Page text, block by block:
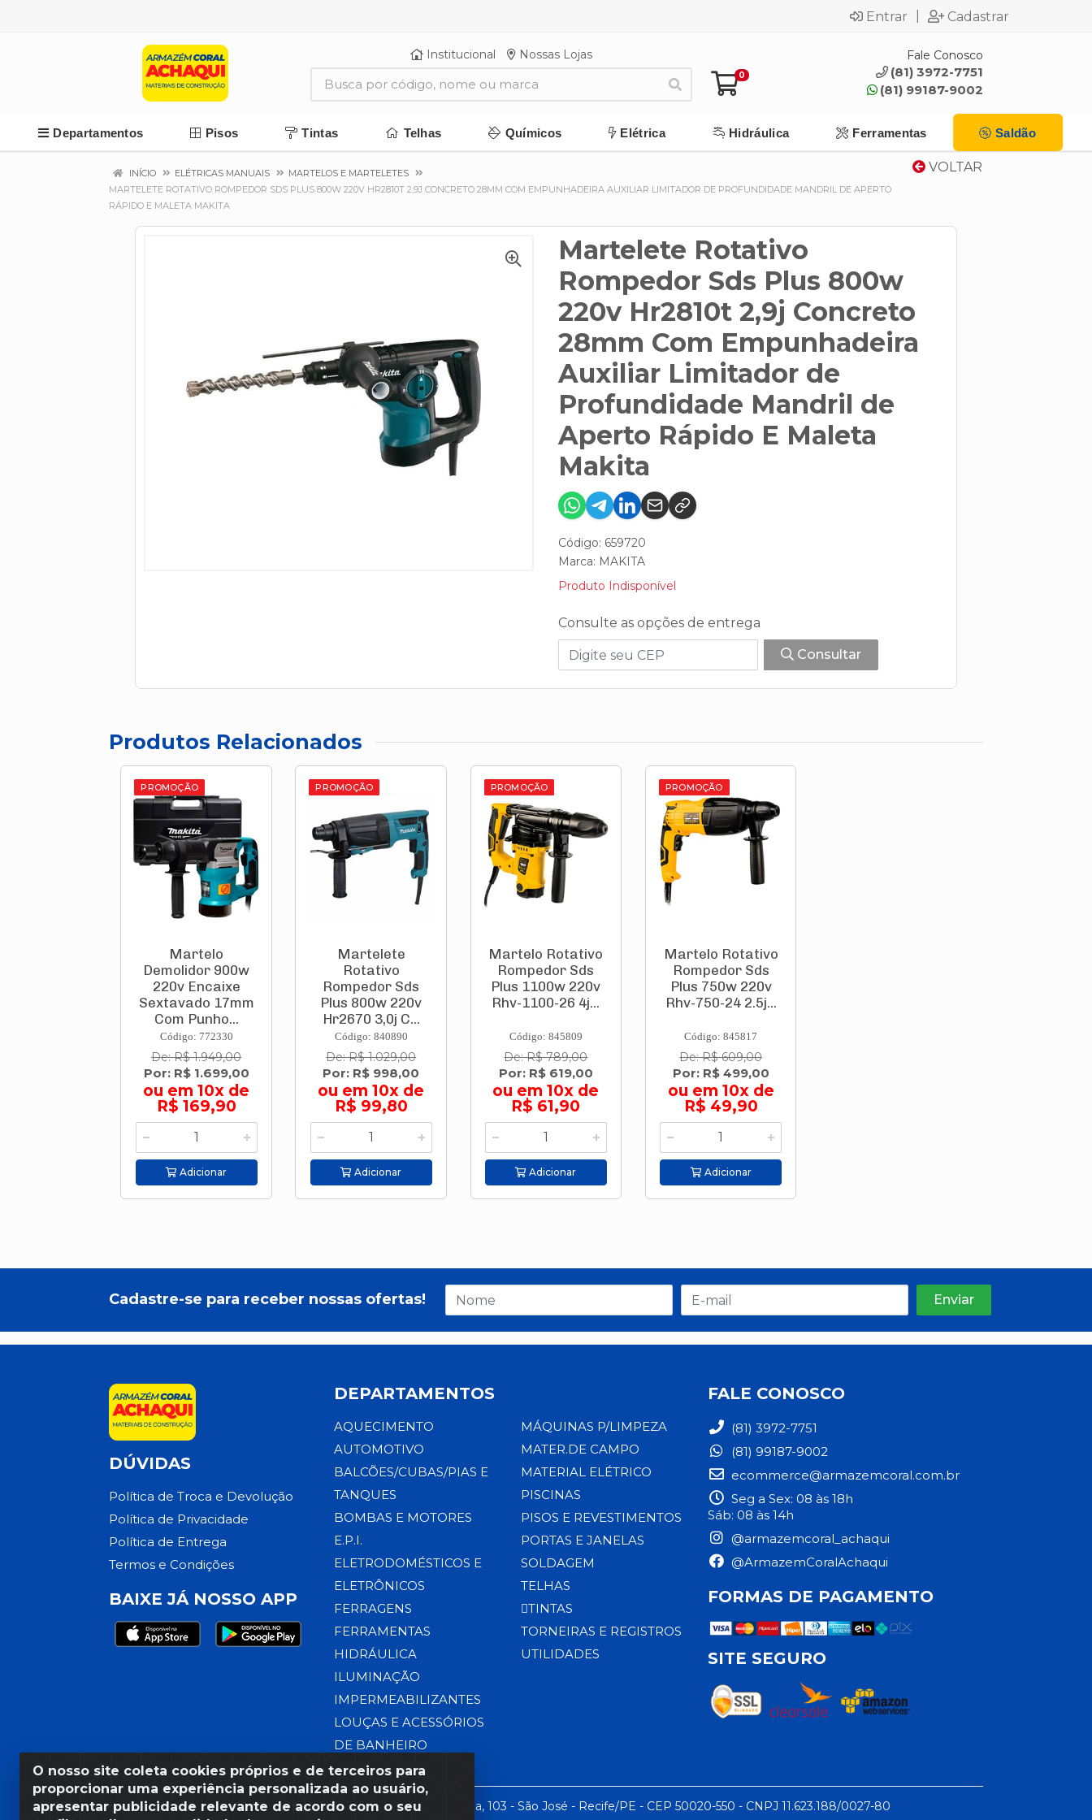
Entrar Cadastrar
Institucional Nossas Lojas
0
Fale Conosco
(81) 3972-7751
(81) 99187-9002
Departamentos Pisos Tintas Telhas Químicos Elétrica Hidráulica Ferramentas Saldão
VOLTAR
INÍCIO ELÉTRICAS MANUAIS
MARTELOS E MARTELETES
MARTELETE ROTATIVO ROMPEDOR SDS PLUS 800W 220V HR2810T 2,9J CONCRETO 28MM COM EMPUNHADEIRA AUXILIAR LIMITADOR DE PROFUNDIDADE MANDRIL DE APERTO
RÁPIDO E MALETA MAKITA
Martelete Rotativo
Rompedor Sds Plus 800w
220v Hr2810t 2,9j Concreto
28mm Com Empunhadeira
Auxiliar Limitador de
Profundidade Mandril de
Aperto Rápido E Maleta
Makita
Código: 659720
Marca: MAKITA
Produto Indisponível
Consulte as opções de entrega
Consultar
Produtos Relacionados
PROMOÇÃO
Martelo
Demolidor 900w
220v Encaixe
Sextavado 17mm
Com Punho...
Código: 772330
De: R$ 1.949,00
Por: R$ 1.699,00
ou em 10x de
R$ 169,90
Adicionar
PROMOÇÃO
Martelete
Rotativo
Rompedor Sds
Plus 800w 220v
Hr2670 3,0j C...
Código: 840890
De: R$ 1.029,00
Por: R$ 998,00
ou em 10x de
R$ 99,80
Adicionar
PROMOÇÃO
Martelo Rotativo
Rompedor Sds
Plus 1100w 220v
Rhv-1100-26 4j...
Código: 845809
De: R$ 789,00
Por: R$ 619,00
ou em 10x de
R$ 61,90
Adicionar
PROMOÇÃO
Martelo Rotativo
Rompedor Sds
Plus 750w 220v
Rhv-750-24 2.5j...
Código: 845817
De: R$ 609,00
Por: R$ 499,00
ou em 10x de
R$ 49,90
Adicionar
O nosso site coleta cookies próprios e de terceiros para
proporcionar uma experiência personalizada ao usuário,
apresentar publicidade relevante de acordo com o seu
Cadastre-se para receber nossas ofertas!
DÚVIDAS
Política de Troca e Devolução
Política de Privacidade
Política de Entrega
Termos e Condições
BAIXE JÁ NOSSO APP
DEPARTAMENTOS
AQUECIMENTO
AUTOMOTIVO
BALCÕES/CUBAS/PIAS E
TANQUES
BOMBAS E MOTORES
E.P.I.
ELETRODOMÉSTICOS E
ELETRÔNICOS
FERRAGENS
FERRAMENTAS
HIDRÁULICA
ILUMINAÇÃO
IMPERMEABILIZANTES
LOUÇAS E ACESSÓRIOS
DE BANHEIRO
MÁQUINAS P/LIMPEZA
MATER.DE CAMPO
MATERIAL ELÉTRICO
PISCINAS
PISOS E REVESTIMENTOS
PORTAS E JANELAS
SOLDAGEM
TELHAS
TINTAS
TORNEIRAS E REGISTROS
UTILIDADES
FALE CONOSCO
(81) 3972-7751
(81) 99187-9002
ecommerce@armazemcoral.com.br
Seg a Sex: 08 às 18h
Sáb: 08 às 14h
@armazemcoral_achaqui
@ArmazemCoralAchaqui
FORMAS DE PAGAMENTO
SITE SEGURO
Razão Social: Armazém Coral LTDA - Rua da Praia, 103 - São José - Recife/PE - CEP 50020-550 - CNPJ 11.623.188/0027-80